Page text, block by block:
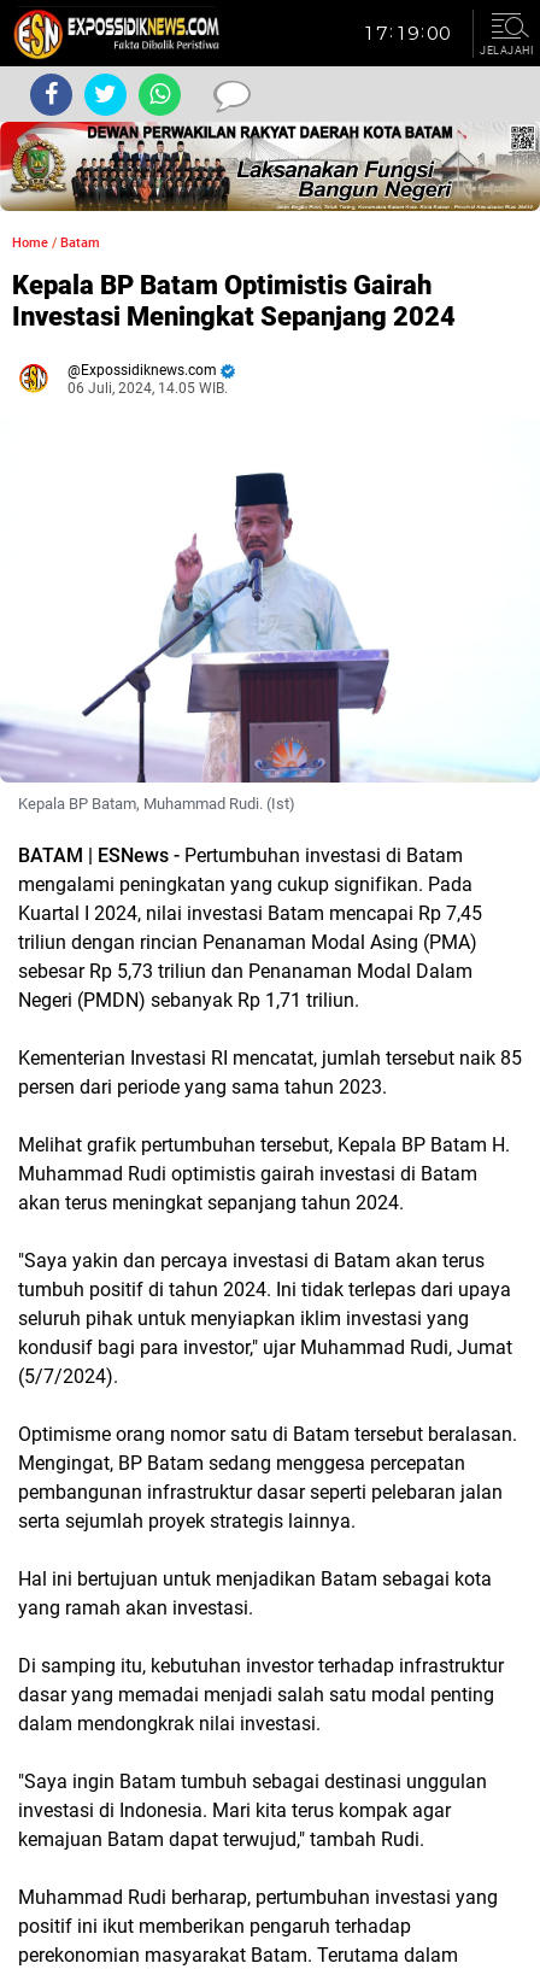
JELAJAHI
Home / Batam
Kepala BP Batam Optimistis Gairah
Investasi Meningkat Sepanjang 2024
Expossidiknews.com
06 Juli, 2024, 14.05 WIB.
Kepala BP Batam, Muhammad Rudi. (Ist)
BATAM | ESNews - Pertumbuhan investasi di Batam
mengalami peningkatan yang cukup signifikan. Pada
Kuartal I 2024, nilai investasi Batam mencapai Rp 7,45
triliun dengan rincian Penanaman Modal Asing (PMA)
sebesar Rp 5,73 triliun dan Penanaman Modal Dalam
Negeri (PMDN) sebanyak Rp 1,71 triliun.
Kementerian Investasi RI mencatat, jumlah tersebut naik 85
persen dari periode yang sama tahun 2023.
Melihat grafik pertumbuhan tersebut, Kepala BP Batam H.
Muhammad Rudi optimistis gairah investasi di Batam
akan terus meningkat sepanjang tahun 2024.
"Saya yakin dan percaya investasi di Batam akan terus
tumbuh positif di tahun 2024. Ini tidak terlepas dari upaya
seluruh pihak untuk menyiapkan iklim investasi yang
kondusif bagi para investor," ujar Muhammad Rudi, Jumat
(5/7/2024).
Optimisme orang nomor satu di Batam tersebut beralasan.
Mengingat, BP Batam sedang menggesa percepatan
pembangunan infrastruktur dasar seperti pelebaran jalan
serta sejumlah proyek strategis lainnya.
Hal ini bertujuan untuk menjadikan Batam sebagai kota
yang ramah akan investasi.
Di samping itu, kebutuhan investor terhadap infrastruktur
dasar yang memadai menjadi salah satu modal penting
dalam mendongkrak nilai investasi.
"Saya ingin Batam tumbuh sebagai destinasi unggulan
investasi di Indonesia. Mari kita terus kompak agar
kemajuan Batam dapat terwujud," tambah Rudi.
Muhammad Rudi berharap, pertumbuhan investasi yang
positif ini ikut memberikan pengaruh terhadap
perekonomian masyarakat Batam. Terutama dalam